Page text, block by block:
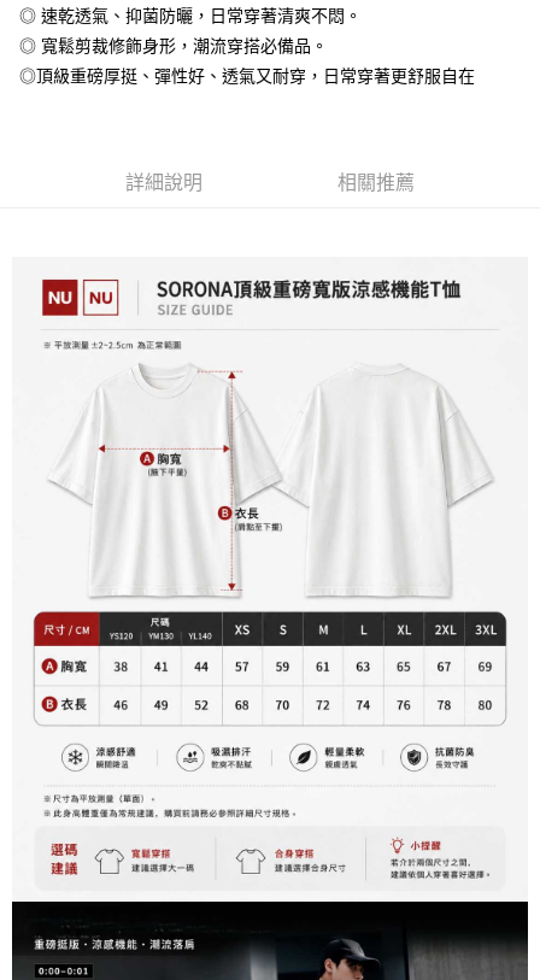
大哥付你分期
相關說明
【繳款方式說明】
1.分期款項不併入電信帳單，「大哥付你分期」於每月結算日後寄送繳費提
2.透過簡訊連結打開帳單後，可選擇「超商條碼／台灣大直營門市／銀行轉
帳／街口支付／iPASS MONEY」等通路繳費。
【注意事項】
1.本服務係由「台灣大哥大股份有限公司」（以下簡稱本公司）所提供，讓
用戶於交易時，得透過本服務購買商品或服務，並由商店將買賣／分期付款
買賣價金債權讓與本公司後，依約使用本公司帳單繳交帳款。
2.基於同意付款使用「大哥付你分期」之契約關係目的，商店將以您的個人
資料（包含姓名、電話或地址）提供予台灣大哥大進項蒐集、處理及利用，
由本公司與您本人進行分期帳單所需資料之確認、核對及更正。
3.完整用戶服務條款，請詳閱以下連結：
AFTEE先享後付是「在收到商品之後才付款」的支付方式。 讓您購物簡單
３．安心：先確認商品／服務後，再付款。
【「AFTEE先享後付」結帳流程】
１．於結帳方式選擇「AFTEE先享後付」後，將跳轉至「AFTEE先享後付」
結帳頁面，進行簡訊認證並確認金額後，即可完成結帳。
２．訂單成立數日內，您將收到繳費通知簡訊。
３．收到繳費通知簡訊後14天內，點擊此簡訊中的連結，可透過四大超商／
ATM／網路銀行／等多元方式進行付款，方視為交易完成。
※ 請注意：結帳手續完成當下不需立刻繳費，但若您需要取消訂單，請聯絡
購買商品的店家。未經商家同意取消之訂單仍視為有效，需透過AFTEE先享
後付繳納相關費用。
※ 交易是否成功請以「AFTEE先享後付 」之結帳頁面顯示為準，若有關於
是否繳費成功／繳費後需取消欲退款等相關疑問，請聯繫「AFTEE先享後付
https://netprotections.freshdesk.com/support/home
【注意事項】
１．透過由恩沛科技股份有限公司提供之「AFTEE先享後付」服務完成之交
易，需依本服務之必要範圍內提供個人資料，並將交易相關給付款項請求債
權轉讓予恩沛科技股份有限公司。
https://aftee.tw/terms/#terms3
３．未成年的使用者請事先徵得法定代理人或監護人之同意方可使用
「AFTEE先享後付」，若未經同意申辦者引起之損失，本公司不負相關責
４．使用「AFTEE先享後付」時，將依據個別帳號之用戶狀況，依本公司即
時審查核予不同之上限額度；若仍有額度不足之情形，本公司將視審查結果
請求用戶進行身份認證。
５．嚴禁一人註冊多個帳號或使用他人資訊註冊。若發現惡意使用之情形，
恩沛科技股份有限公司將有權停止該用戶之使用額度並採取法律行動。
全家付款取貨
每筆NT$65，滿NT$899(含以上)免運費
每筆NT$60，滿NT$899(含以上)免運費
7-11付款取貨
每筆NT$65，滿NT$899(含以上)免運費
每筆NT$60，滿NT$899(含以上)免運費
每筆NT$65，滿NT$899(含以上)免運費
◎ 速乾透氣、抑菌防曬，日常穿著清爽不悶。
◎ 寬鬆剪裁修飾身形，潮流穿搭必備品。
◎頂級重磅厚挺、彈性好、透氣又耐穿，日常穿著更舒服自在
詳細說明 相關推薦